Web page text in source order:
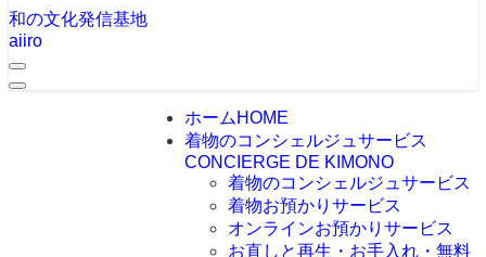
和の文化発信基地
aiiro
ホーム HOME
着物のコンシェルジュサービス
CONCIERGE DE KIMONO
着物のコンシェルジュサービス
着物お預かりサービス
オンラインお預かりサービス
お直しと再生・お手入れ・無料